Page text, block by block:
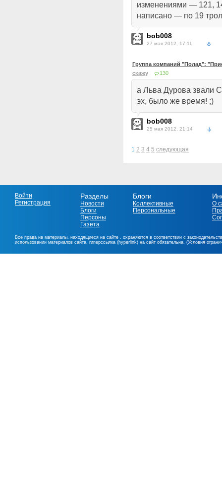
изменениями — 121,
написано — по 19
bob008
27 мая 2012, 17:11
Группа компаний "Полад":
скажу
130
а Льва Дурова звали
эх, было же время! ;)
bob008
25 мая 2012, 21:14
1 2 3 4 5 следующая
Войти
Регистрация
Разделы
Новости
Блоги
Персоны
Газета
Блоги
Коллективные
Персональные
О
Все права на материалы, находящиеся на сайте , охраняются в соответствии с
использовании материалов сайта, гиперссылка (hyperlink) на сайт обязательна. (Условия